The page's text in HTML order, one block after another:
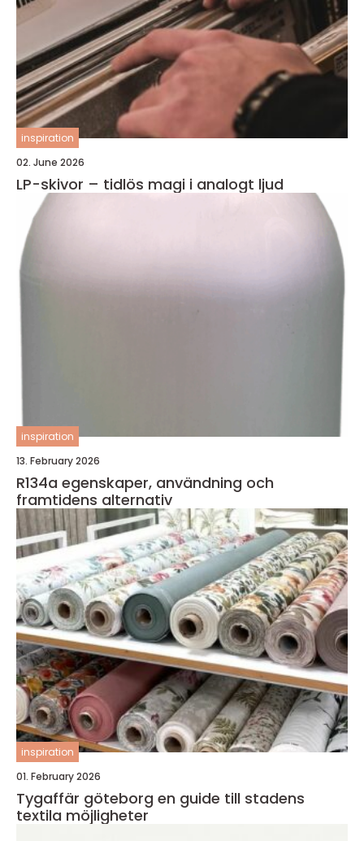
inspiration
02. June 2026
LP-skivor – tidlös magi i analogt ljud
inspiration
13. February 2026
R134a egenskaper, användning och
framtidens alternativ
inspiration
01. February 2026
Tygaffär göteborg en guide till stadens
textila möjligheter